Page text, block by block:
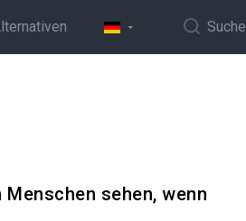
Suche
Menschen sehen, wenn